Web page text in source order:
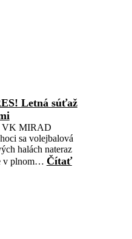
Letná súťaž
VK MIRAD
sa volejbalová
halách nateraz
v plnom… Čítať